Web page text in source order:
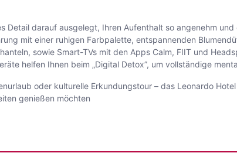
Detail darauf ausgelegt, Ihren Aufenthalt so angenehm
mit einer ruhigen Farbpalette, entspannenden
sowie Smart-TVs mit den Apps Calm, FIIT und
helfen Ihnen beim „Digital Detox”, um vollständige
oder kulturelle Erkundungstour – das Leonardo
genießen möchten